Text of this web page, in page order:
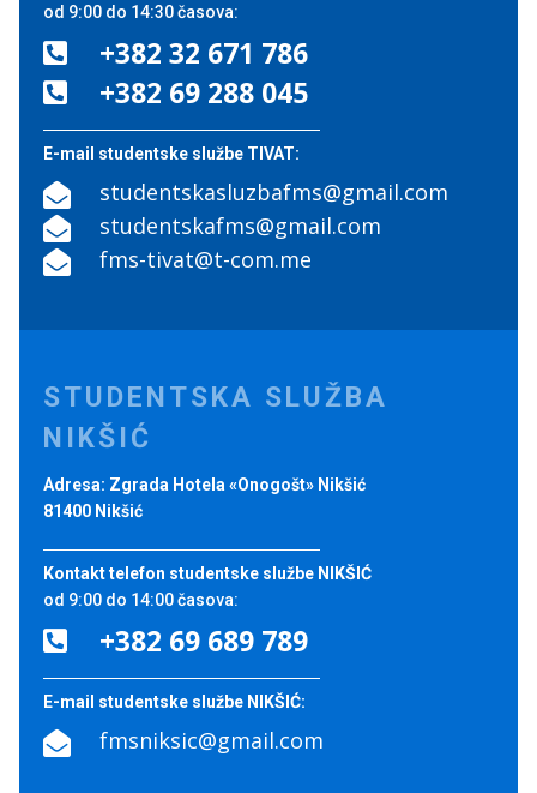
od 9:00 do 14:30 časova:
 +382 32 671 786
 +382 69 288 045
E-mail studentske službe TIVAT:
 studentskasluzbafms@gmail.com
 studentskafms@gmail.com
 fms-tivat@t-com.me
STUDENTSKA SLUŽBA
NIKŠIĆ
Adresa: Zgrada Hotela «Onogošt» Nikšić
81400 Nikšić
Kontakt telefon studentske službe NIKŠIĆ
od 9:00 do 14:00 časova:
 +382 69 689 789
E-mail studentske službe NIKŠIĆ:
 fmsniksic@gmail.com